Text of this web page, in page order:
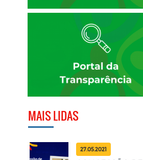
MAIS LIDAS
27.05.2021